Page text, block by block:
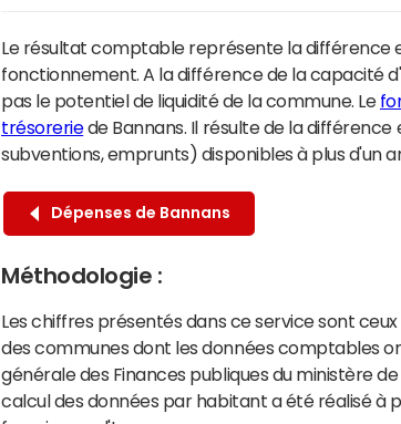
Le résultat comptable représente la différence
fonctionnement. A la différence de la capacité
pas le potentiel de liquidité de la commune. Le
trésoreriede Bannans. Il résulte de la
subventions, emprunts) disponibles à plus d'un
Dépenses de Bannans
Méthodologie :
Les chiffres présentés dans ce service sont
des communes dont les données comptables
générale des Finances publiques du ministère
calcul des données par habitant a été réalisé à